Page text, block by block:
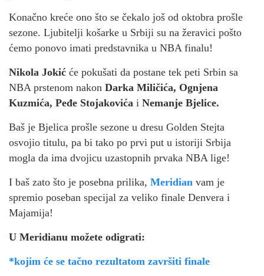
Konačno kreće ono što se čekalo još od oktobra prošle
sezone. Ljubitelji košarke u Srbiji su na žeravici pošto
ćemo ponovo imati predstavnika u NBA finalu!
Nikola Jokić će pokušati da postane tek peti Srbin sa
NBA prstenom nakon Darka Miličića, Ognjena
Kuzmića, Peđe Stojakovića i Nemanje Bjelice.
Baš je Bjelica prošle sezone u dresu Golden Stejta
osvojio titulu, pa bi tako po prvi put u istoriji Srbija
mogla da ima dvojicu uzastopnih prvaka NBA lige!
I baš zato što je posebna prilika, Meridian vam je
spremio poseban specijal za veliko finale Denvera i
Majamija!
U Meridianu možete odigrati:
*kojim će se tačno rezultatom završiti finale